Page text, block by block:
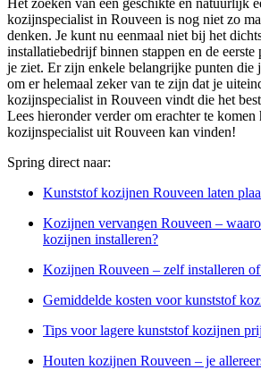
Het zoeken van een geschikte en natuurlijk
kozijnspecialist in Rouveen is nog niet zo
denken. Je kunt nu eenmaal niet bij het
installatiebedrijf binnen stappen en de eerste
je ziet. Er zijn enkele belangrijke punten die
om er helemaal zeker van te zijn dat je
kozijnspecialist in Rouveen vindt die het
Lees hieronder verder om erachter te
kozijnspecialist uit Rouveen kan vinden!
Spring direct naar:
Kunststof kozijnen Rouveen laten
Kozijnen vervangen Rouveen –
kozijnen installeren?
Kozijnen Rouveen – zelf installeren of
Gemiddelde kosten voor kunststof
Tips voor lagere kunststof kozijnen
Houten kozijnen Rouveen – je